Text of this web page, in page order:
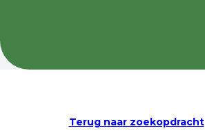
Terug naar zoekopdracht